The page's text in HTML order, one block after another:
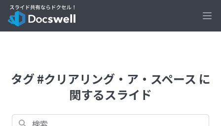
タグ #クリアリング・ア・スペース に
関するスライド
検索